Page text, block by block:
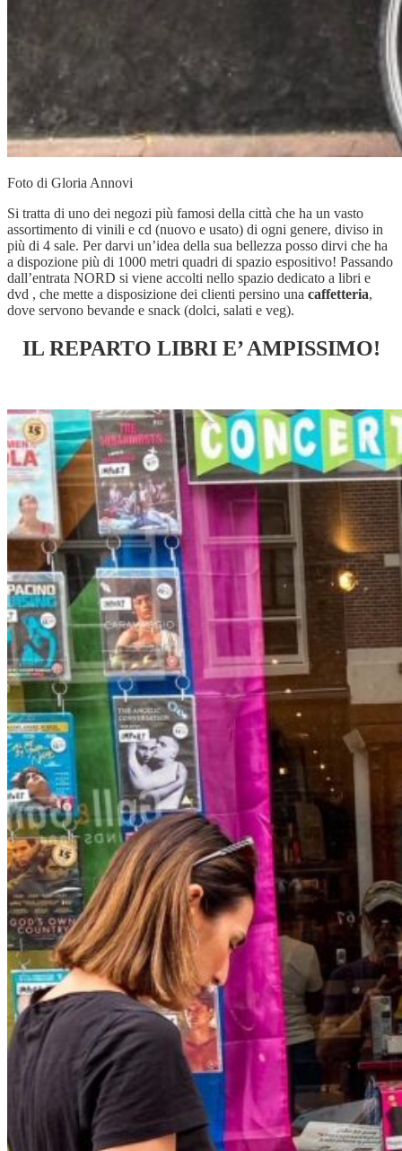
Foto di Gloria Annovi
Si tratta di uno dei negozi più famosi della città che ha un vasto
assortimento di vinili e cd (nuovo e usato) di ogni genere, diviso in
più di 4 sale. Per darvi un’idea della sua bellezza posso dirvi che ha
a dispozione più di 1000 metri quadri di spazio espositivo! Passando
dall’entrata NORD si viene accolti nello spazio dedicato a libri e
dvd , che mette a disposizione dei clienti persino una caffetteria,
dove servono bevande e snack (dolci, salati e veg).
IL REPARTO LIBRI E’ AMPISSIMO!